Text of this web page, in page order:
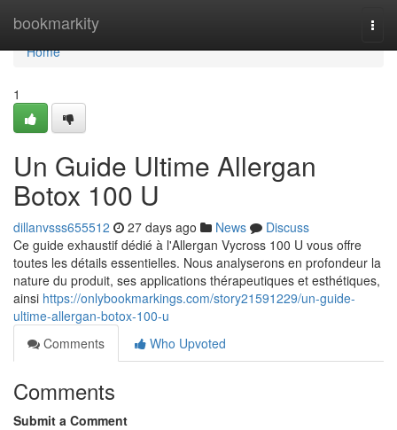
bookmarkity
Home
Home
1
Un Guide Ultime Allergan
Botox 100 U
dillanvsss655512 27 days ago News
Discuss
Ce guide exhaustif dédié à l'Allergan Vycross 100 U vous offre
toutes les détails essentielles. Nous analyserons en profondeur la
nature du produit, ses applications thérapeutiques et esthétiques,
ainsi https://onlybookmarkings.com/story21591229/un-guide-
ultime-allergan-botox-100-u
Comments
Who Upvoted
Comments
Submit a Comment